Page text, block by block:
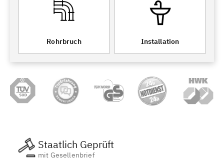
Rohrbruch Installation
Staatlich Geprüft
mit Gesellenbrief